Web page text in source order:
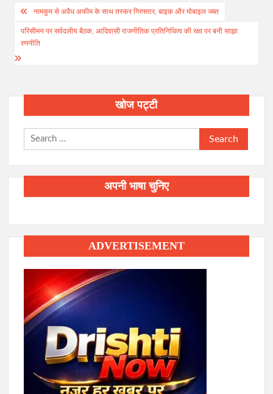
Post
navigation
नामकुम से अवैध अफीम के साथ तस्कर गिरफ्तार, बाइक और मोबाइल जब्त
परिसीमन पर सर्वदलीय बैठक, आदिवासी राजनीतिक प्रतिनिधित्व की रक्षा पर बनी साझा
रणनीति
खोज पट्टी
Search
for:
अपनी भाषा चुनिए
ADVERTISEMENT